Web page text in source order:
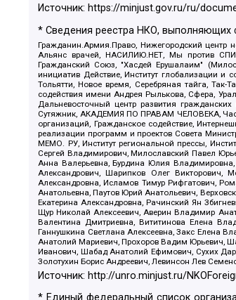
Источник: https://minjust.gov.ru/ru/
* Сведения реестра НКО, выполняющих
Гражданин.Армия.Право, Нижегородский центр
Альянс врачей, НАСИЛИЮ.НЕТ, Мы против
Гражданский Союз, "Хасдей Ерушалаим"
инициатив Действие, Институт глобализации
Тольятти, Новое время, Серебряная тайга,
содействия имени Андрея Рылькова, Сфера,
Дальневосточный центр развития
Сутяжник, АКАДЕМИЯ ПО ПРАВАМ ЧЕЛОВЕКА,
организаций, Гражданское содействие,
реализации программ и проектов Совета
МЕМО. РУ, Институт региональной прессы,
Сергей Владимирович, Милославский Павел
Анна Валерьевна, Бурдина Юлия Владимировна,
Александрович, Шарипков Олег Викторович,
Александровна, Исламов Тимур Рифгатович,
Анатольевна, Паутов Юрий Анатольевич,
Екатерина Александровна, Рачинский Ян
Щур Николай Алексеевич, Аверин Владимир
Валентина Дмитриевна, Вититинова Елена
Ганнушкина Светлана Алексеевна, Закс Елена
Анатолий Мариевич, Прохоров Вадим Юрьевич,
Иванович, Шабад Анатолий Ефимович, Сухих
Золотухин Борис Андреевич, Левинсон Лев
Источник: http://unro.minjust.ru/
* Единый федеральный список